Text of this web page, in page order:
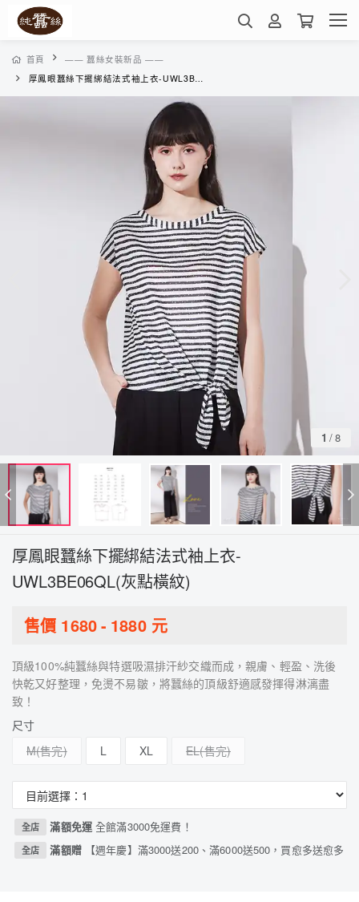
首頁
—— 蠶絲女裝新品 ——
厚鳳眼蠶絲下擺綁結法式袖上衣-UWL3BE06QL(灰點橫紋)
1 /8
厚鳳眼蠶絲下擺綁結法式袖上衣-
UWL3BE06QL(灰點橫紋)
售價 1680- 1880元
頂級100%純蠶絲與特選吸濕排汗紗交織而成，親膚、輕盈、洗後
快乾又好整理，免燙不易皺，將蠶絲的頂級舒適感發揮得淋漓盡
致！
尺寸
M
L XL EL
全店 滿額免運全館滿3000免運費！
全店 滿額贈 【週年慶】滿3000送200、滿6000送500，買愈多送愈多